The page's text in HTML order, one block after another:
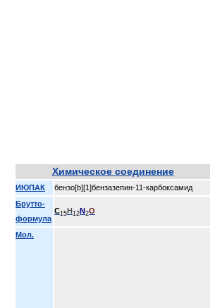
Химическое соединение
ИЮПАК
бензо[b][1]бензазепин-11-карбоксамид
Брутто-
формула
C15H12N2O
Мол.